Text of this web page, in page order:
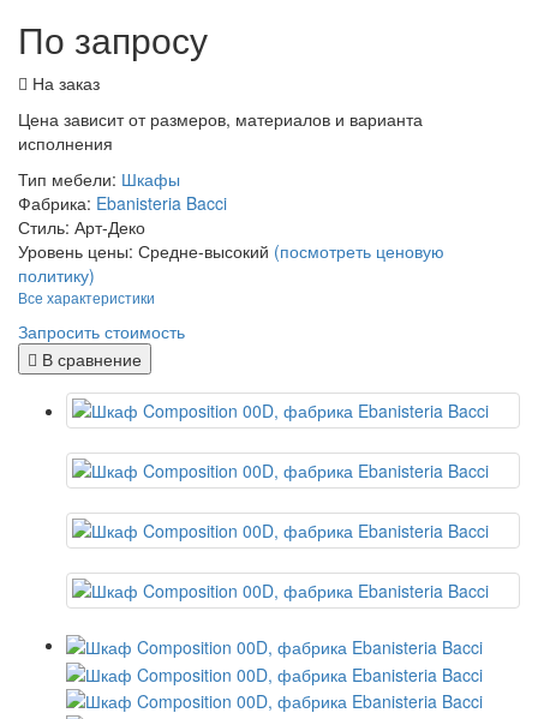
По запросу
На заказ
Цена зависит от размеров, материалов и варианта
исполнения
Тип мебели: Шкафы
Фабрика: Ebanisteria Bacci
Стиль: Арт-Деко
Уровень цены: Средне-высокий (посмотреть ценовую
политику)
Все характеристики
Запросить стоимость
В сравнение